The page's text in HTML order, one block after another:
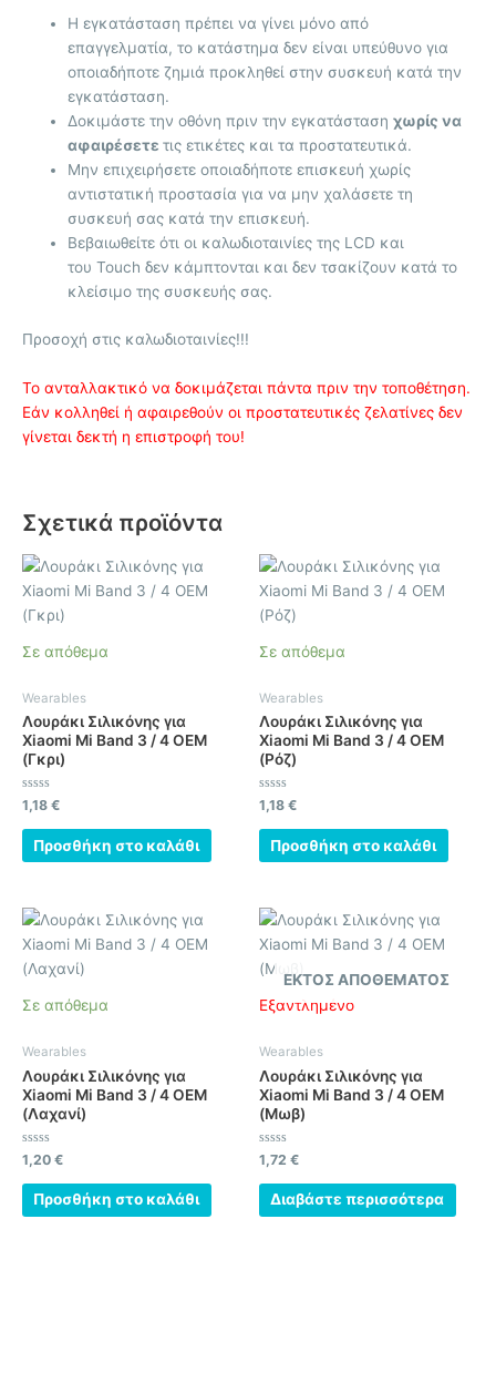
Η εγκατάσταση πρέπει να γίνει μόνο από
επαγγελματία, το κατάστημα δεν είναι υπεύθυνο για
οποιαδήποτε ζημιά προκληθεί στην συσκευή κατά την
εγκατάσταση.
Δοκιμάστε την οθόνη πριν την εγκατάστασηχωρίς να
αφαιρέσετετις ετικέτες και τα προστατευτικά.
Μην επιχειρήσετε οποιαδήποτε επισκευή χωρίς
αντιστατική προστασία για να μην χαλάσετε τη
συσκευή σας κατά την επισκευή.
Βεβαιωθείτε ότι οι καλωδιοταινίες της LCD και
του Touch δεν κάμπτονται και δεν τσακίζουν κατά το
κλείσιμο της συσκευής σας.
Προσοχή στις καλωδιοταινίες!!!
Το ανταλλακτικό να δοκιμάζεται πάντα πριν την τοποθέτηση.
Εάν κολληθεί ή αφαιρεθούν οι προστατευτικές ζελατίνες δεν
γίνεται δεκτή η επιστροφή του!
Σχετικά προϊόντα
Σε απόθεμα
Wearables
Λουράκι Σιλικόνης για
Xiaomi Mi Band 3 / 4 OEM
(Γκρι)
Βαθμολογήθηκε
με
0
από
1,18 €
Προσθήκη στο καλάθι
Σε απόθεμα
Wearables
Λουράκι Σιλικόνης για
Xiaomi Mi Band 3 / 4 OEM
(Ρόζ)
Βαθμολογήθηκε
με
0
από
1,18 €
Προσθήκη στο καλάθι
Σε απόθεμα
Wearables
Λουράκι Σιλικόνης για
Xiaomi Mi Band 3 / 4 OEM
(Λαχανί)
Βαθμολογήθηκε
με
0
από
1,20 €
Προσθήκη στο καλάθι
ΕΚΤΌΣ ΑΠΟΘΈΜΑΤΟΣ
Εξαντλημένο
Wearables
Λουράκι Σιλικόνης για
Xiaomi Mi Band 3 / 4 OEM
(Μωβ)
Βαθμολογήθηκε
με
0
από
1,72 €
Διαβάστε περισσότερα